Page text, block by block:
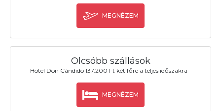
MEGNÉZEM
Olcsóbb szállások
Hotel Don Cándido 137.200 Ft két főre a teljes időszakra
MEGNÉZEM